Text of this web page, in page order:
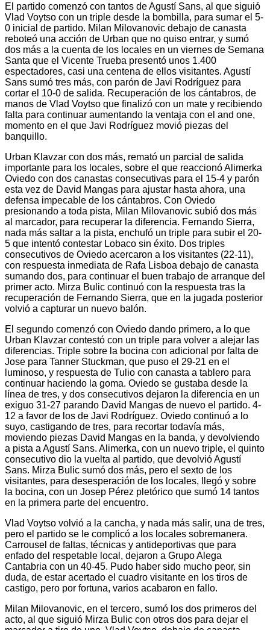
El partido comenzó con tantos de Agustí Sans, al que siguió
Vlad Voytso con un triple desde la bombilla, para sumar el 5-
0 inicial de partido. Milan Milovanovic debajo de canasta
reboteó una acción de Urban que no quiso entrar, y sumó
dos más a la cuenta de los locales en un viernes de Semana
Santa que el Vicente Trueba presentó unos 1.400
espectadores, casi una centena de ellos visitantes. Agustí
Sans sumó tres más, con parón de Javi Rodríguez para
cortar el 10-0 de salida. Recuperación de los cántabros, de
manos de Vlad Voytso que finalizó con un mate y recibiendo
falta para continuar aumentando la ventaja con el and one,
momento en el que Javi Rodríguez movió piezas del
banquillo.
Urban Klavzar con dos más, remató un parcial de salida
importante para los locales, sobre el que reaccionó Alimerka
Oviedo con dos canastas consecutivas para el 15-4 y parón
esta vez de David Mangas para ajustar hasta ahora, una
defensa impecable de los cántabros. Con Oviedo
presionando a toda pista, Milan Milovanovic subió dos más
al marcador, para recuperar la diferencia. Fernando Sierra,
nada más saltar a la pista, enchufó un triple para subir el 20-
5 que intentó contestar Lobaco sin éxito. Dos triples
consecutivos de Oviedo acercaron a los visitantes (22-11),
con respuesta inmediata de Rafa Lisboa debajo de canasta
sumando dos, para continuar el buen trabajo de arranque del
primer acto. Mirza Bulic continuó con la respuesta tras la
recuperación de Fernando Sierra, que en la jugada posterior
volvió a capturar un nuevo balón.
El segundo comenzó con Oviedo dando primero, a lo que
Urban Klavzar contestó con un triple para volver a alejar las
diferencias. Triple sobre la bocina con adicional por falta de
Jose para Tanner Stuckman, que puso el 29-21 en el
luminoso, y respuesta de Tulio con canasta a tablero para
continuar haciendo la goma. Oviedo se gustaba desde la
línea de tres, y dos consecutivos dejaron la diferencia en un
exiguo 31-27 parando David Mangas de nuevo el partido. 4-
12 a favor de los de Javi Rodríguez. Oviedo continuó a lo
suyo, castigando de tres, para recortar todavía más,
moviendo piezas David Mangas en la banda, y devolviendo
a pista a Agustí Sans. Alimerka, con un nuevo triple, el quinto
consecutivo dio la vuelta al partido, que devolvió Agustí
Sans. Mirza Bulic sumó dos más, pero el sexto de los
visitantes, para desesperación de los locales, llegó y sobre
la bocina, con un Josep Pérez pletórico que sumó 14 tantos
en la primera parte del encuentro.
Vlad Voytso volvió a la cancha, y nada más salir, una de tres,
pero el partido se le complicó a los locales sobremanera.
Carrousel de faltas, técnicas y antideportivas que para
enfado del respetable local, dejaron a Grupo Alega
Cantabria con un 40-45. Pudo haber sido mucho peor, sin
duda, de estar acertado el cuadro visitante en los tiros de
castigo, pero por fortuna, varios acabaron en fallo.
Milan Milovanovic, en el tercero, sumó los dos primeros del
acto, al que siguió Mirza Bulic con otros dos para dejar el